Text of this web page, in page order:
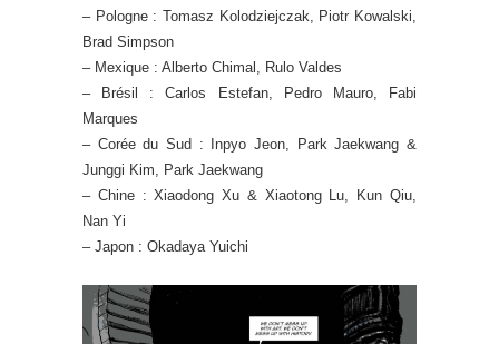
– Pologne : Tomasz Kolodziejczak, Piotr Kowalski,
Brad Simpson
– Mexique : Alberto Chimal, Rulo Valdes
– Brésil : Carlos Estefan, Pedro Mauro, Fabi
Marques
– Corée du Sud : Inpyo Jeon, Park Jaekwang &
Junggi Kim, Park Jaekwang
– Chine : Xiaodong Xu & Xiaotong Lu, Kun Qiu,
Nan Yi
– Japon : Okadaya Yuichi